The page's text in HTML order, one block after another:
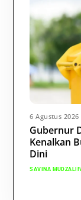
6 Agustus 2026
Gubernur
Kenalkan
Dini
SAVINA